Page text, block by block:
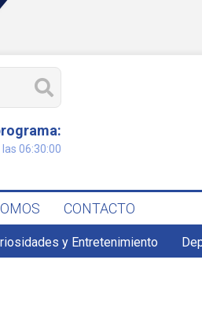
06:30:00
CONTACTO
y Entretenimiento